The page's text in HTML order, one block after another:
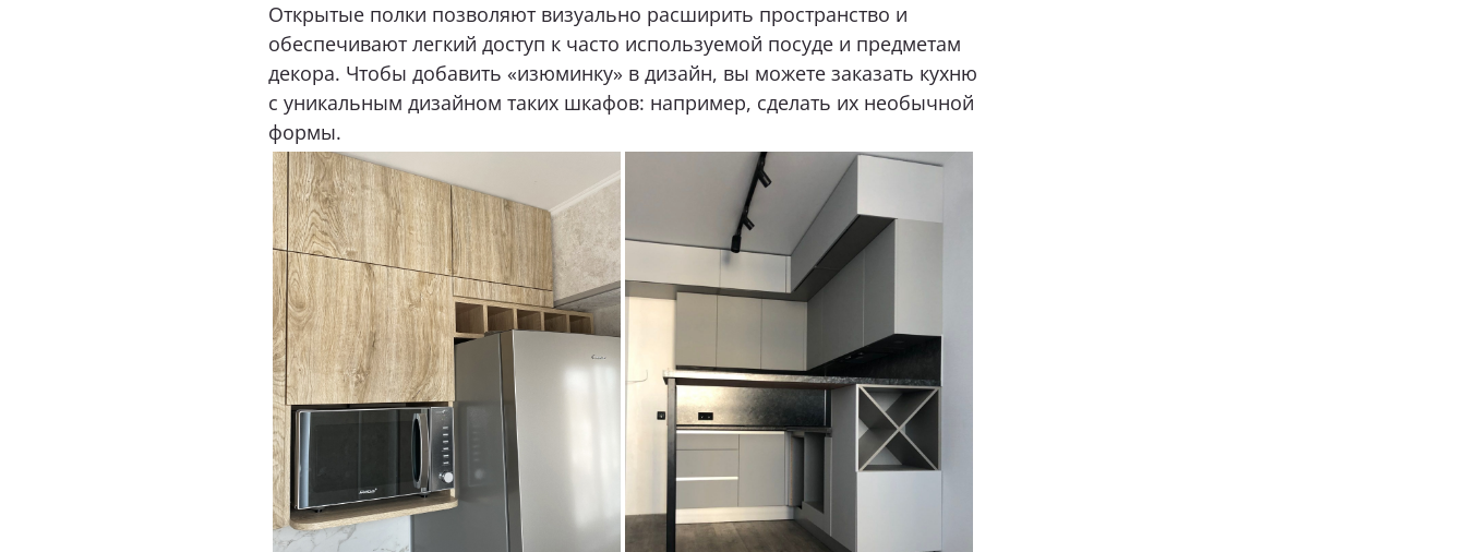
Открытые полки позволяют визуально расширить пространство и
обеспечивают легкий доступ к часто используемой посуде и предметам
декора. Чтобы добавить «изюминку» в дизайн, вы можете заказать кухню
с уникальным дизайном таких шкафов: например, сделать их необычной
формы.